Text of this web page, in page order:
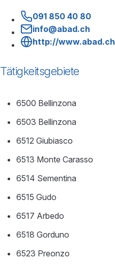
091 850 40 80
info@abad.ch
http://www.abad.ch
Tätigkeitsgebiete
6500 Bellinzona
6503 Bellinzona
6512 Giubiasco
6513 Monte Carasso
6514 Sementina
6515 Gudo
6517 Arbedo
6518 Gorduno
6523 Preonzo